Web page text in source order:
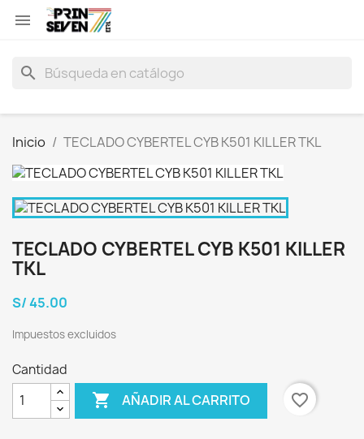

search
Inicio TECLADO CYBERTEL CYB K501 KILLER TKL
TECLADO CYBERTEL CYB K501 KILLER
TKL
S/ 45.00
Impuestos excluidos
Cantidad
 AÑADIR AL CARRITO favorite_border